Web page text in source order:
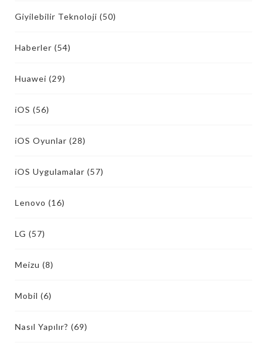
Giyilebilir Teknoloji (50)
Haberler (54)
Huawei (29)
iOS (56)
iOS Oyunlar (28)
iOS Uygulamalar (57)
Lenovo (16)
LG (57)
Meizu (8)
Mobil (6)
Nasıl Yapılır? (69)